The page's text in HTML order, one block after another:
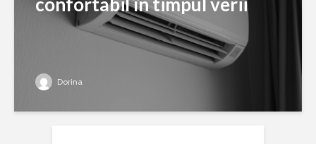
Dorina